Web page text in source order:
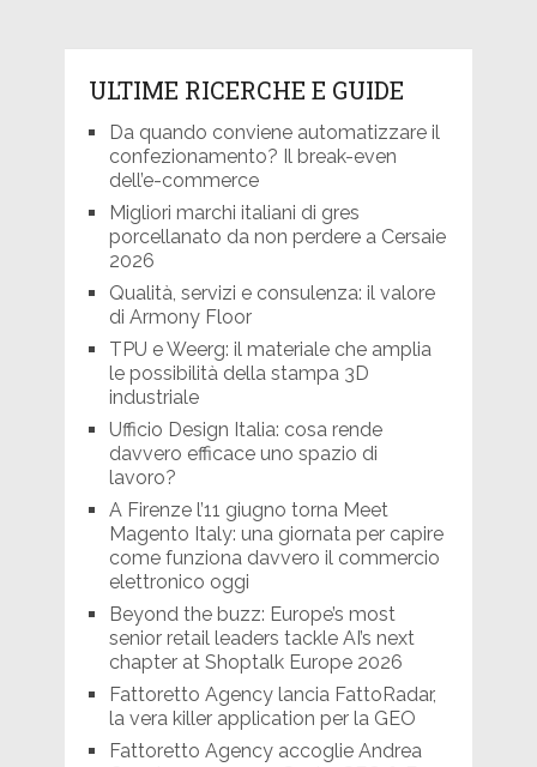
ULTIME RICERCHE E GUIDE
Da quando conviene automatizzare il
confezionamento? Il break-even
dell’e-commerce
Migliori marchi italiani di gres
porcellanato da non perdere a Cersaie
2026
Qualità, servizi e consulenza: il valore
di Armony Floor
TPU e Weerg: il materiale che amplia
le possibilità della stampa 3D
industriale
Ufficio Design Italia: cosa rende
davvero efficace uno spazio di
lavoro?
A Firenze l’11 giugno torna Meet
Magento Italy: una giornata per capire
come funziona davvero il commercio
elettronico oggi
Beyond the buzz: Europe’s most
senior retail leaders tackle AI’s next
chapter at Shoptalk Europe 2026
Fattoretto Agency lancia FattoRadar,
la vera killer application per la GEO
Fattoretto Agency accoglie Andrea